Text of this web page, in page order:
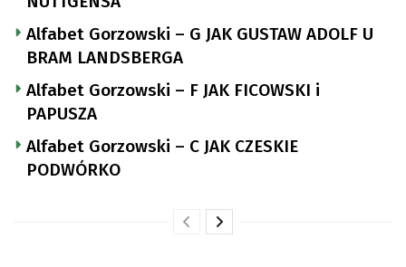
Alfabet Gorzowski – G JAK GUSTAW ADOLF U
BRAM LANDSBERGA
Alfabet Gorzowski – F JAK FICOWSKI i
PAPUSZA
Alfabet Gorzowski – C JAK CZESKIE
PODWÓRKO